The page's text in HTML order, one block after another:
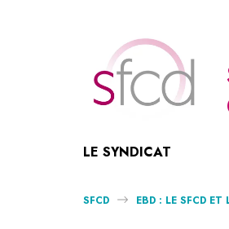
LE SYNDICAT
Le SFCD :
Journée Mondiale
Revues IFCD
Nos
SFCD EBD : LE SFCD